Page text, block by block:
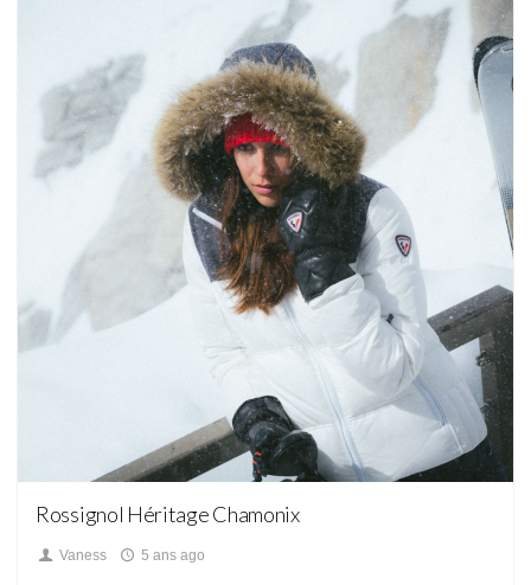
Blog, Portfolio
Rossignol Héritage Chamonix
Vaness 5 ans ago